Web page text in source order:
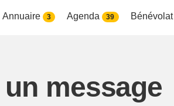
Annuaire 3 Agenda 39 Bénévolat
message